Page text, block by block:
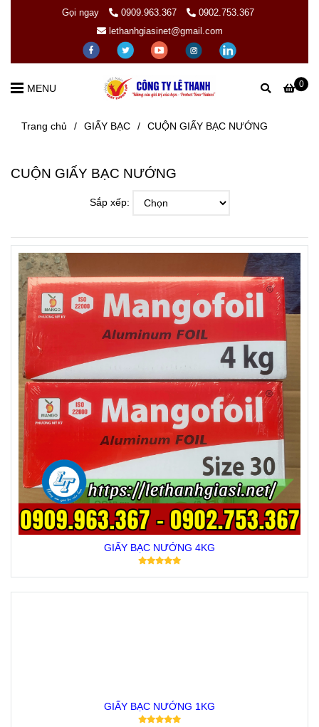
Gọi ngay 0909.963.367
0902.753.367
lethanhgiasinet@gmail.com
0
MENU
Trang chủ / GIẤY BẠC / CUỘN GIẤY BẠC NƯỚNG
CUỘN GIẤY BẠC NƯỚNG
Sắp xếp:
GIẤY BẠC NƯỚNG 4KG
GIẤY BẠC NƯỚNG 1KG